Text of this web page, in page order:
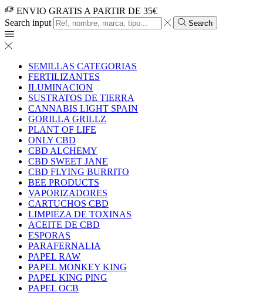
ENVIO GRATIS A PARTIR DE 35€
Search input
Search
SEMILLAS CATEGORIAS
FERTILIZANTES
ILUMINACION
SUSTRATOS DE TIERRA
CANNABIS LIGHT SPAIN
GORILLA GRILLZ
PLANT OF LIFE
ONLY CBD
CBD ALCHEMY
CBD SWEET JANE
CBD FLYING BURRITO
BEE PRODUCTS
VAPORIZADORES
CARTUCHOS CBD
LIMPIEZA DE TOXINAS
ACEITE DE CBD
ESPORAS
PARAFERNALIA
PAPEL RAW
PAPEL MONKEY KING
PAPEL KING PING
PAPEL OCB